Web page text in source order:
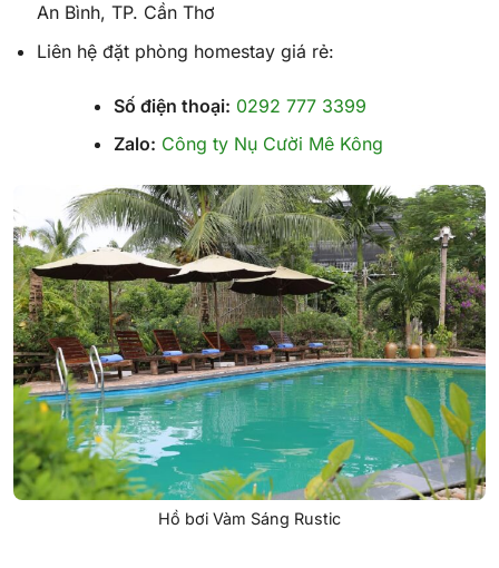
An Bình, TP. Cần Thơ
Liên hệ đặt phòng homestay giá rẻ:
Số điện thoại: 0292 777 3399
Zalo: Công ty Nụ Cười Mê Kông
Hồ bơi Vàm Sáng Rustic